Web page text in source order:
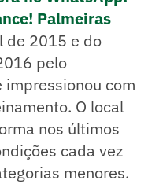
Palmeiras
de 2015 e do
pelo
impressionou com
O local
nos últimos
cada vez
menores.